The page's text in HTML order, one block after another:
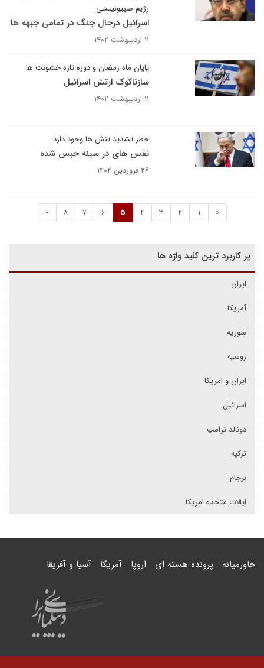
رژیم صهیونیستی
اسرائیل درحال جنگ در تمامی جبهه ها
۱۱ اردیبهشت ۱۴۰۲
پایان ماه رمضان و دوره تازه خشونت ها
سازناکوک ارتش اسرائیل
۱۱ اردیبهشت ۱۴۰۲
خطر تشدید تنش ها وجود دارد
نفس های در سینه حبس شده
۲۶ فروردین ۱۴۰۲
«
1
2
3
4
5
6
7
8
»
پر کاربرد ترین کلید واژه ها
ایران
آمریکا
سوریه
روسیه
ایران و امریکا
اسرائیل
دونالد ترامپ
ترکیه
برجام
ایالات متحده امریکا
خاورمیانه پرونده هسته ای اروپا آمریکا آسیا و آفریقا